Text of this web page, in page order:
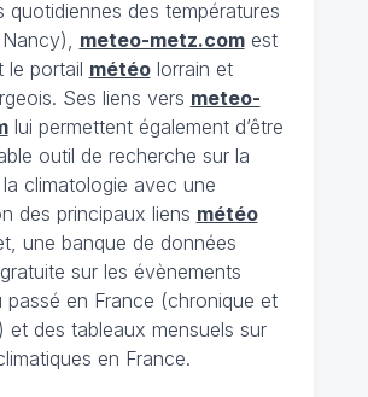
quotidiennes des températures
meteo-metz.comest
le portail météolorrain et
Ses liens vers meteo-
lui permettent également d’être
outil de recherche sur la
climatologie avec une
des principaux liens météo
une banque de données
sur les évènements
en France (chronique et
et des tableaux mensuels sur
en France.